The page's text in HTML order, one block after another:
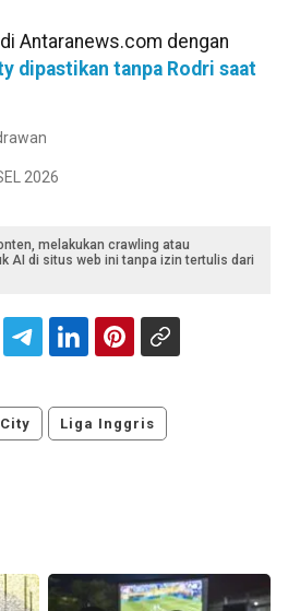
Antaranews.com dengan
dipastikan tanpa Rodri saat
2026
melakukan crawling atau
AI di situs web ini tanpa izin tertulis dari
Liga Inggris